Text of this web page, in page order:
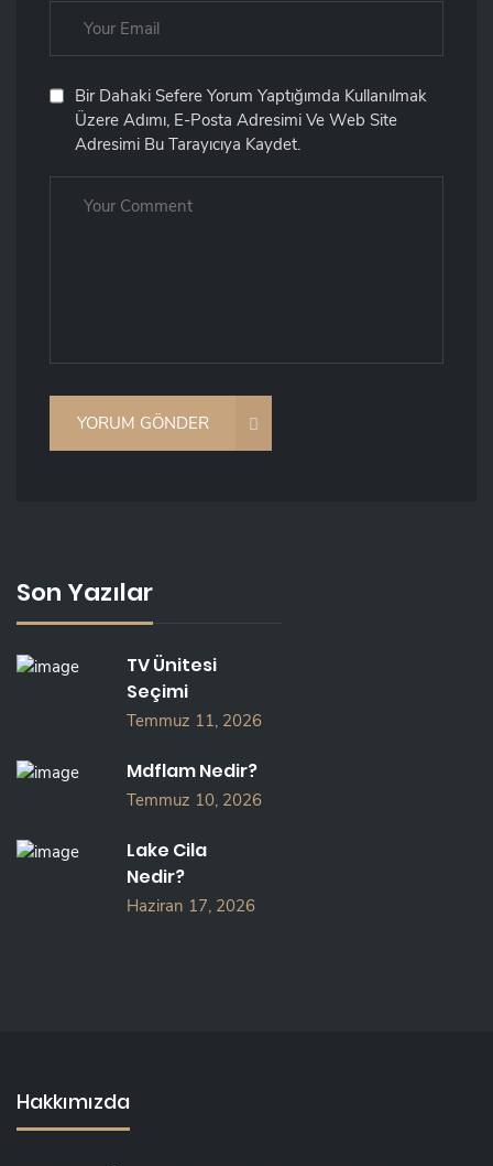
Bir Dahaki Sefere Yorum Yaptığımda Kullanılmak
Üzere Adımı, E-Posta Adresimi Ve Web Site
Adresimi Bu Tarayıcıya Kaydet.
Son Yazılar
TV Ünitesi
Seçimi
Temmuz 11, 2026
Mdflam Nedir?
Temmuz 10, 2026
Lake Cila
Nedir?
Haziran 17, 2026
Hakkımızda